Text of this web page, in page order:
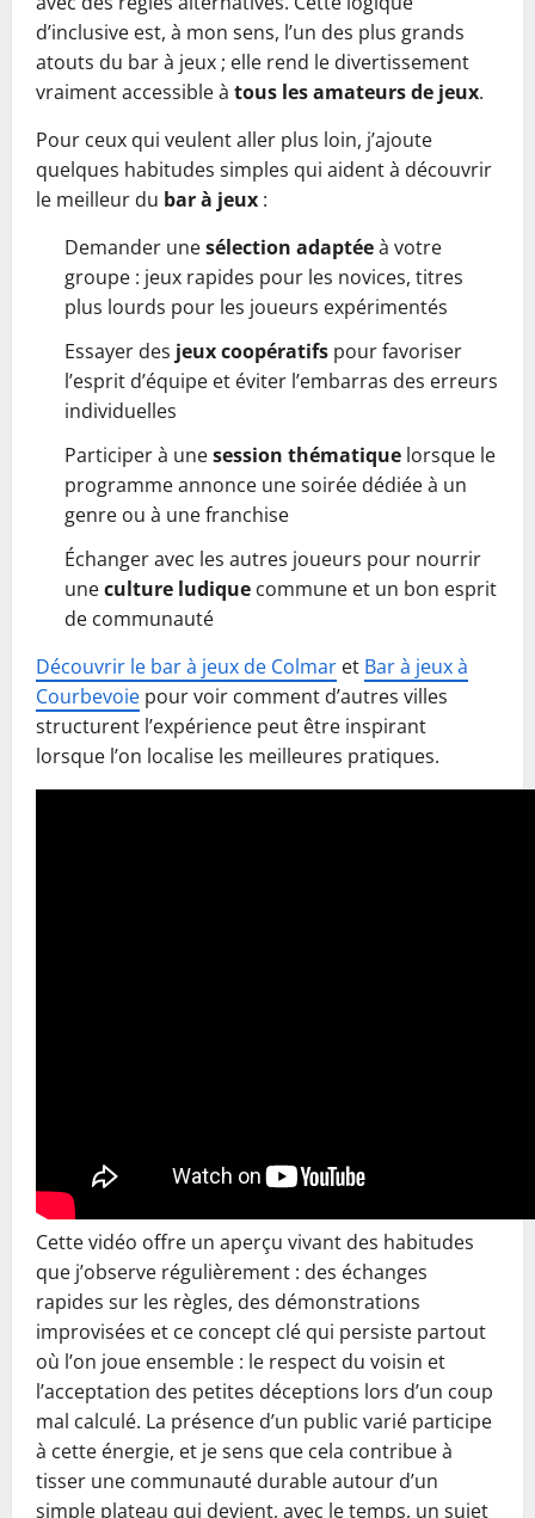
d’inclusive est, à mon sens, l’un des plus grands
atouts du bar à jeux ; elle rend le divertissement
vraiment accessible à tous les amateurs de jeux.
Pour ceux qui veulent aller plus loin, j’ajoute
quelques habitudes simples qui aident à découvrir
le meilleur du bar à jeux :
Demander unesélection adaptéeà votre
groupe : jeux rapides pour les novices, titres
plus lourds pour les joueurs expérimentés
Essayer des jeux coopératifs pour favoriser
l’esprit d’équipe et éviter l’embarras des erreurs
individuelles
Participer à unesession thématique lorsque le
programme annonce une soirée dédiée à un
genre ou à une franchise
Échanger avec les autres joueurs pour nourrir
uneculture ludique commune et un bon esprit
de communauté
Découvrir le bar à jeux de Colmar et Bar à jeux à
Courbevoie pour voir comment d’autres villes
structurent l’expérience peut être inspirant
lorsque l’on localise les meilleures pratiques.
Cette vidéo offre un aperçu vivant des habitudes
que j’observe régulièrement : des échanges
rapides sur les règles, des démonstrations
improvisées et ce concept clé qui persiste partout
où l’on joue ensemble : le respect du voisin et
l’acceptation des petites déceptions lors d’un coup
mal calculé. La présence d’un public varié participe
à cette énergie, et je sens que cela contribue à
tisser une communauté durable autour d’un
simple plateau qui devient, avec le temps, un sujet